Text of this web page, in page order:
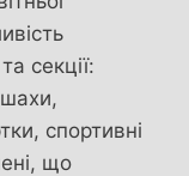
секції:
спортивні
що